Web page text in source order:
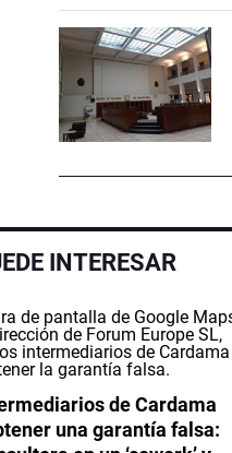
INTERESAR
de Cardama
una garantía falsa: